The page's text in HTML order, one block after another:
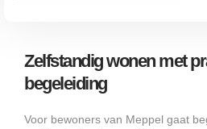
Zelfstandig wonen met
begeleiding
Voor bewoners van Meppel gaat